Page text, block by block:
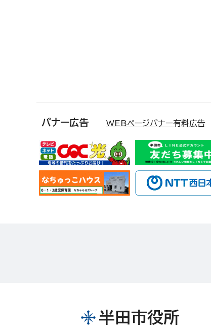
バナー広告 WEBページバナー有料広告
半田市役所